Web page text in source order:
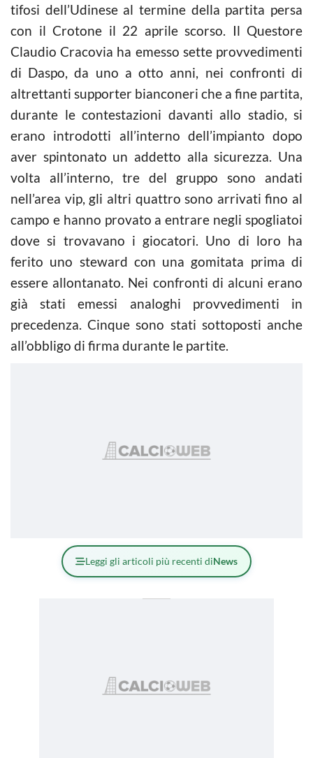
tifosi dell’Udinese al termine della partita persa
con il Crotone il 22 aprile scorso. Il Questore
Claudio Cracovia ha emesso sette provvedimenti
di Daspo, da uno a otto anni, nei confronti di
altrettanti supporter bianconeri che a fine partita,
durante le contestazioni davanti allo stadio, si
erano introdotti all’interno dell’impianto dopo
aver spintonato un addetto alla sicurezza. Una
volta all’interno, tre del gruppo sono andati
nell’area vip, gli altri quattro sono arrivati fino al
campo e hanno provato a entrare negli spogliatoi
dove si trovavano i giocatori. Uno di loro ha
ferito uno steward con una gomitata prima di
essere allontanato. Nei confronti di alcuni erano
già stati emessi analoghi provvedimenti in
precedenza. Cinque sono stati sottoposti anche
all’obbligo di firma durante le partite.
Leggi gli articoli più recenti diNews